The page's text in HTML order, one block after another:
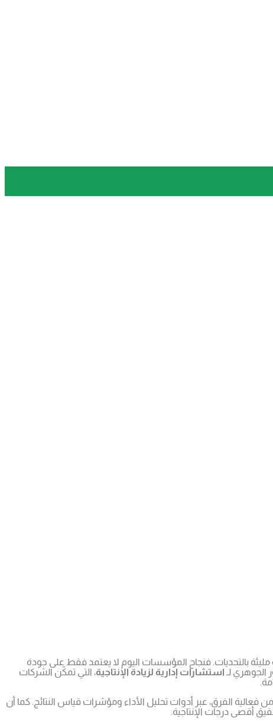
بالتحديات. فنجاح المؤسسات اليوم لا يعتمد فقط على جودة
الجوهري لـ استشارات إدارية لزيادة الإنتاجية، التي تمكّن الشركات
الفرق، عبر أدوات تحليل الأداء ومؤشرات قياس النتائج. كما أن
أقصى درجات الإنتاجية.